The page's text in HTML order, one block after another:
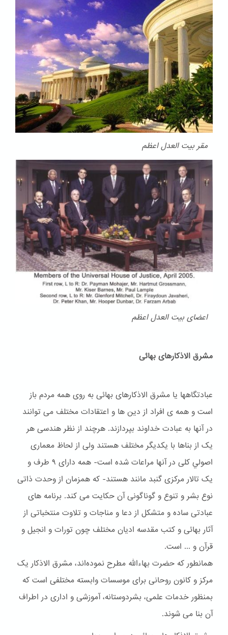
مقر بیت العدل اعظم
اعضای بیت العدل اعظم
مشرق الاذکارهای بهائی
عبادتگاهها یا مشرق الاذکارهای بهائی به روی همه مردم باز
است و همه ی افراد از دین ها و اعتقادات مختلف می توانند
در آنها به عبادت خداوند بپردازند. هرچند از نظر هندسی هر
یک از بناها با یکدیگر مختلف هستند ولی از لحاظ معماری
اصولي کلی در آنها مراعات شده است- همه دارای ۹ طرف و
یک تالار مرکزی گنبد مانند هستند- که همزمان از وحدت ذاتی
نوع بشر و تنوع و گوناگونی آن حکایت می کند. برنامه های
عبادتی ساده و متشکل از دعا و مناجات و تلاوت منتخباتی از
آثار بهائی و کتب مقدسه ادیان مختلف چون تورات و انجیل و
قرآن و ... است.
همانطور که حضرت بهاءالله مطرح نموده‌اند، مشرق الاذکار یک
مرکز و کانون روحانی برای موسسات وابسته مختلفی است که
بمنظور خدمات علمی، بشردوستانه، آموزشی و اداری در اطراف
آن بنا می شوند.